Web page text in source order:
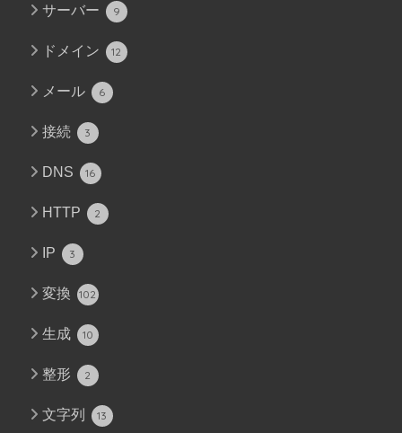
サーバー 9
ドメイン 12
メール 6
接続 3
DNS 16
HTTP 2
IP 3
変換 102
生成 10
整形 2
文字列 13